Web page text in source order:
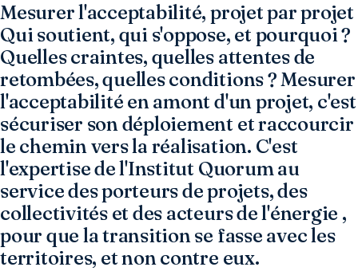
Mesurer l'acceptabilité, projet par projet
Qui soutient, qui s'oppose, et pourquoi ?
Quelles craintes, quelles attentes de
retombées, quelles conditions ? Mesurer
l'acceptabilité en amont d'un projet, c'est
sécuriser son déploiement et raccourcir
le chemin vers la réalisation. C'est
l'expertise de l'Institut Quorum au
service des porteurs de projets, des
collectivités et des acteurs de l'énergie ,
pour que la transition se fasse avec les
territoires, et non contre eux.